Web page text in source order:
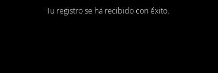
Tu registro se ha recibido con éxito.